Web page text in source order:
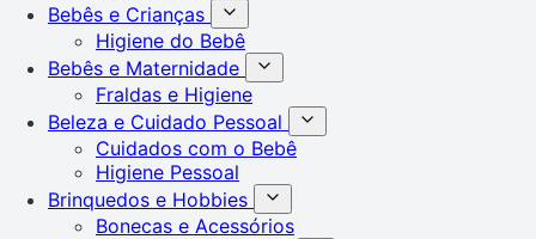
Bebês e Crianças
Higiene do Bebê
Bebês e Maternidade
Fraldas e Higiene
Beleza e Cuidado Pessoal
Cuidados com o Bebê
Higiene Pessoal
Brinquedos e Hobbies
Bonecas e Acessórios